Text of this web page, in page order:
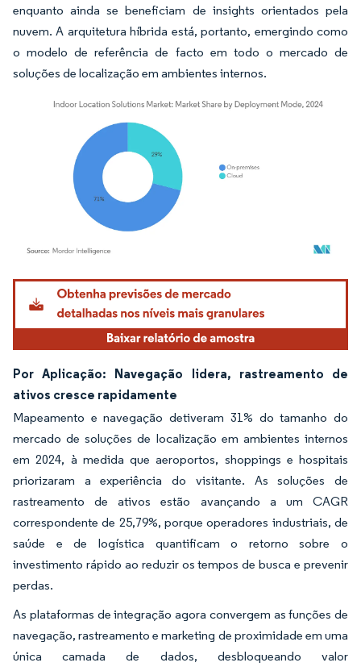
enquanto ainda se beneficiam de insights orientados pela
nuvem. A arquitetura híbrida está, portanto, emergindo como
o modelo de referência de facto em todo o mercado de
soluções de localização em ambientes internos.
Imagem © Mordor Intelligence. O reuso requer atribuição conforme CC BY 4.0.
Por Aplicação: Navegação lidera, rastreamento de
ativos cresce rapidamente
Mapeamento e navegação detiveram 31% do tamanho do
mercado de soluções de localização em ambientes internos
em 2024, à medida que aeroportos, shoppings e hospitais
priorizaram a experiência do visitante. As soluções de
rastreamento de ativos estão avançando a um CAGR
correspondente de 25,79%, porque operadores industriais, de
saúde e de logística quantificam o retorno sobre o
investimento rápido ao reduzir os tempos de busca e prevenir
perdas.
As plataformas de integração agora convergem as funções de
navegação, rastreamento e marketing de proximidade em uma
única camada de dados, desbloqueando valor